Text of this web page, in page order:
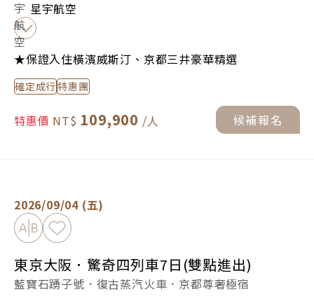
星宇航空
★保證入住橫濱威斯汀、京都三井豪華精選
確定成行特惠團
特惠價 109,900 候補報名
2026/09/04 (五)
加入比較加入最愛
東京大阪．驚奇四列車7日(雙點進出)
藍寶石踴子號．復古蒸汽火車．京都尊奢極宿